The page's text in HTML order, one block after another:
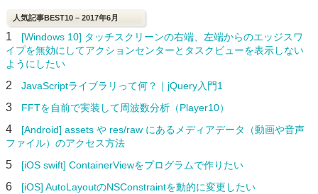
人気記事BEST10 – 2017年6月
1
[Windows 10] タッチスクリーンの右端、左端からのエッジスワ
イプを無効にしてアクションセンターとタスクビューを表示しない
ようにしたい
2 JavaScriptライブラリって何？｜jQuery入門1
3 FFTを自前で実装して周波数分析（Player10）
4
[Android] assets や res/raw にあるメディアデータ（動画や音声
ファイル）のアクセス方法
5 [iOS swift] ContainerViewをプログラムで作りたい
6 [iOS] AutoLayoutのNSConstraintを動的に変更したい